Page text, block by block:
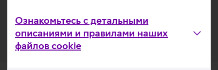
Ознакомьтесь с детальными
описаниями и правилами наших
файлов cookie
ulatuses: 800, 1200, 1600 dpi.